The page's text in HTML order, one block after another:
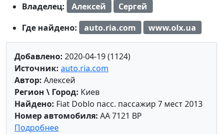
Владелец:
Алексей
Сергей
Где найдено:
auto.ria.com www.olx.ua
Добавлено: 2020-04-19 (1124)
Источник: auto.ria.com
Автор: Алексей
Регион \ Город: Киев
Найдено: Fiat Doblo пасс. пассажир 7 мест 2013
Номер автомобиля: AA 7121 BP
Подробнее